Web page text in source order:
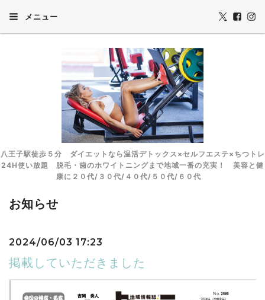
メニュー
八王子駅徒歩５分 ダイエットなら温活デトックス×セルフエステ×ちつトレ
24H使い放題 脱毛・歯のホワイトニングまで地域一番の充実！ 美容と健
康に２０代/３０代/４０代/５０代/６０代
お知らせ
2024/06/03 17:23
掲載していただきました